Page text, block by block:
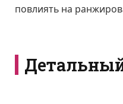
повлиять на